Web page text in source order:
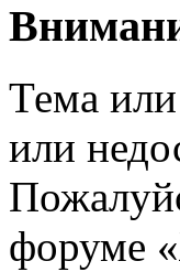
Тема или
или
форуме